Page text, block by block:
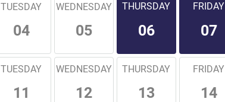
TUESDAY
04
WEDNESDAY
05
THURSDAY
06
FRIDAY
07
TUESDAY
11
WEDNESDAY
12
THURSDAY
13
FRIDAY
14